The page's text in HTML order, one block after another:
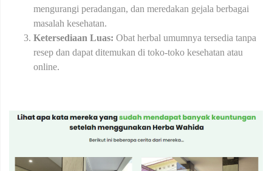
mengurangi peradangan, dan meredakan gejala berbagai
masalah kesehatan.
Ketersediaan Luas: Obat herbal umumnya tersedia tanpa
resep dan dapat ditemukan di toko-toko kesehatan atau
online.